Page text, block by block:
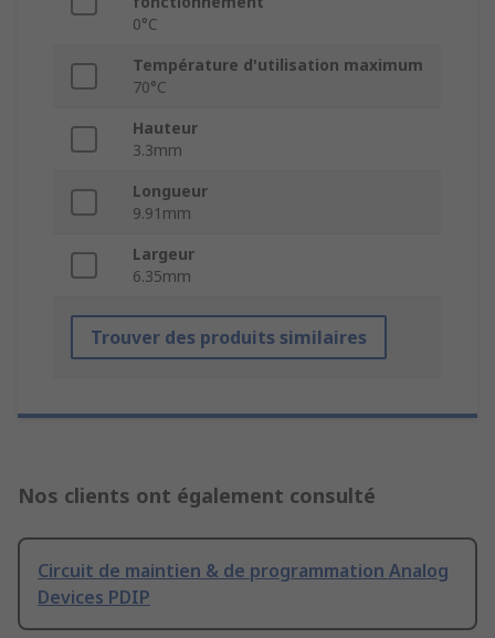
0°C
Température d'utilisation maximum
70°C
Hauteur
3.3mm
Longueur
9.91mm
Largeur
6.35mm
Trouver des produits similaires
Nos clients ont également consulté
Circuit de maintien & de programmation Analog
Devices PDIP